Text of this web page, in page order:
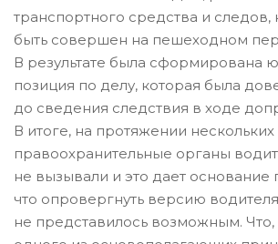
транспортного средства и следов,
быть совершен на пешеходном
В результате была сформирована
позиция по делу, которая была
до сведения следствия в ходе
В итоге, на протяжении
правоохранительные органы
не вызывали и это дает основание
что опровергнуть версию водителя
не представилось возможным. Что,